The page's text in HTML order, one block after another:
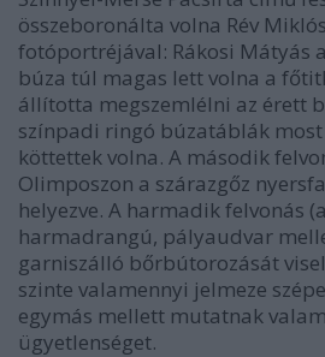
összeboronálta volna Rév
fotóportréjával: Rákosi Mátyás
búza túl magas lett volna a
állította megszemlélni az érett
színpadi ringó búzatáblák
köttettek volna. A második
Olimposzon a szárazgőz
helyezve. A harmadik felvonás
harmadrangú, pályaudvar
garniszálló bőrbútorozását
szinte valamennyi jelmeze
egymás mellett mutatnak
ügyetlenséget.